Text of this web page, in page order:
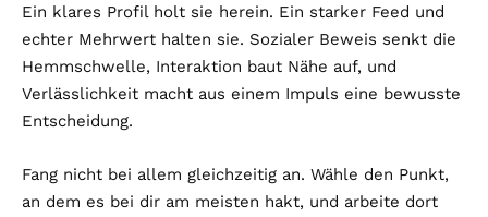
Ein klares Profil holt sie herein. Ein starker Feed und
echter Mehrwert halten sie. Sozialer Beweis senkt die
Hemmschwelle, Interaktion baut Nähe auf, und
Verlässlichkeit macht aus einem Impuls eine bewusste
Entscheidung.
Fang nicht bei allem gleichzeitig an. Wähle den Punkt,
an dem es bei dir am meisten hakt, und arbeite dort